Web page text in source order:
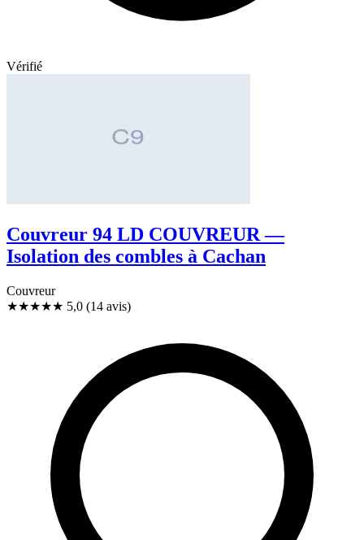
Vérifié
Couvreur 94 LD COUVREUR —
Isolation des combles à Cachan
Couvreur
★★★★★ 5,0 (14 avis)